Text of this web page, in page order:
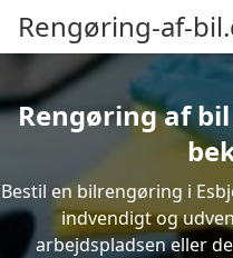
Rengøring-af-
Rengøring af
Bestil en bilrengøring i
indvendigt og
arbejdspladsen eller